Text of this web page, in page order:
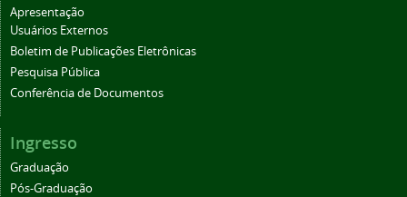
Apresentação
Usuários Externos
Boletim de Publicações Eletrônicas
Pesquisa Pública
Conferência de Documentos
Ingresso
Graduação
Pós-Graduação